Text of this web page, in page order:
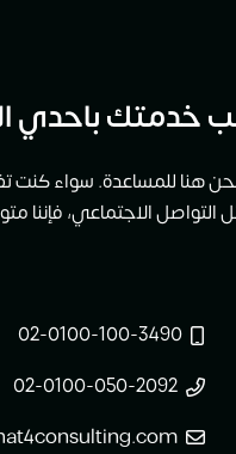
خدمتك باحدي
هنا للمساعدة. سواء كنت
التواصل الاجتماعي،
02-0100-100-3490
02-0100-050-2092